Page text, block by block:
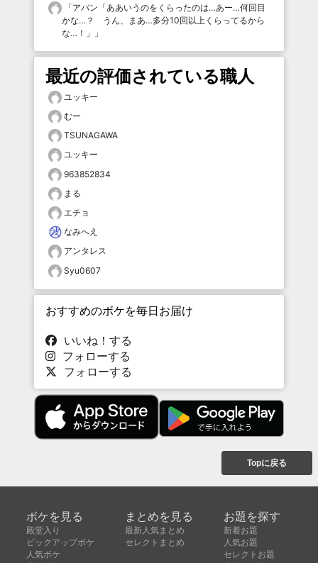
「アバン「ああいうのをくらったのは…あー…何回目
かな…？ うん、まあ…多分10回以上くらってるから
な…！」
」
最近の評価されている職人
ユッキー
むー
TSUNAGAWA
ユッキー
963852834
まる
エチョ
なみへえ
アンタレス
Syu0607
おすすめのボケを毎日お届け
いいね！する
フォローする
フォローする
Topに戻る
ボケを見る
殿堂入り
ピックアップボケ
人気ボケ
まとめを見る
最新人気まとめ
セレクトまとめ
お題を探す
新着お題
人気お題
セレクトお題